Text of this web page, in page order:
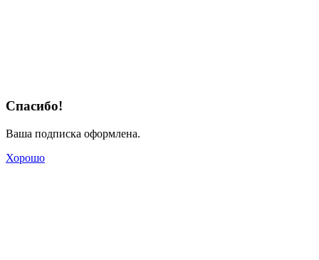
Спасибо!
Ваша подписка оформлена.
Хорошо